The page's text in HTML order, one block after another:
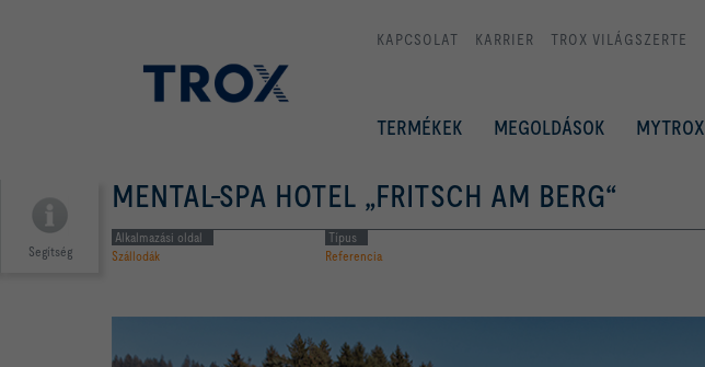
KAPCSOLAT KARRIER TROX VILÁGSZERTE
TERMÉKEK MEGOLDÁSOK MYTROX
Segítség
MENTAL-SPA HOTEL „FRITSCH AM BERG“
Alkalmazási oldal
Szállodák
Típus
Referencia